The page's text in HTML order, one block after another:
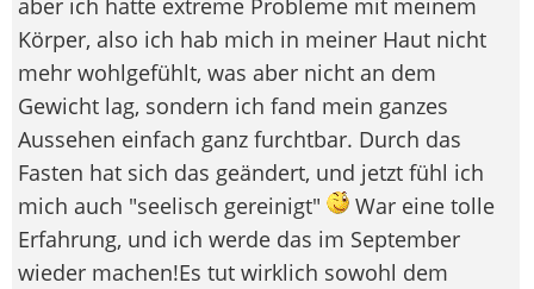
aber ich hatte extreme Probleme mit meinem
Körper, also ich hab mich in meiner Haut nicht
mehr wohlgefühlt, was aber nicht an dem
Gewicht lag, sondern ich fand mein ganzes
Aussehen einfach ganz furchtbar. Durch das
Fasten hat sich das geändert, und jetzt fühl ich
mich auch "seelisch gereinigt"
War eine tolle
Erfahrung, und ich werde das im September
wieder machen!Es tut wirklich sowohl dem